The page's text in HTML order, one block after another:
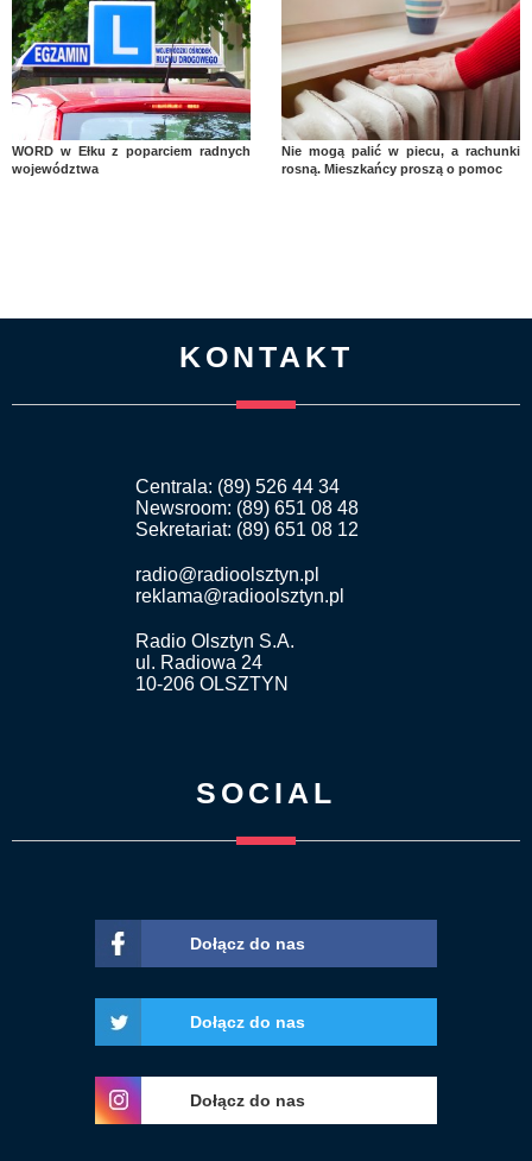
WORD w Ełku z poparciem radnych
województwa
Nie mogą palić w piecu, a rachunki
rosną. Mieszkańcy proszą o pomoc
KONTAKT
Centrala: (89) 526 44 34
Newsroom: (89) 651 08 48
Sekretariat: (89) 651 08 12
radio@radioolsztyn.pl
reklama@radioolsztyn.pl
Radio Olsztyn S.A.
ul. Radiowa 24
10-206 OLSZTYN
SOCIAL
Dołącz do nas
Dołącz do nas
Dołącz do nas